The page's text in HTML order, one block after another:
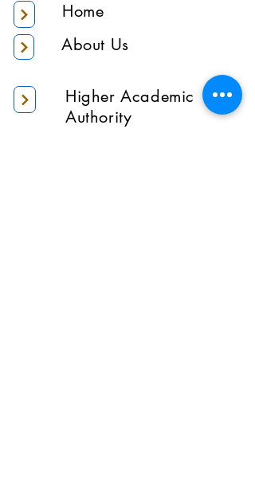
Home
About Us
Higher Academic
Authority